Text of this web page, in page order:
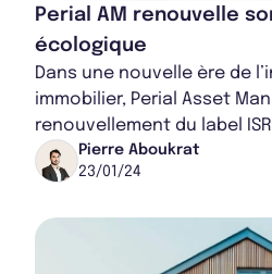
Perial AM renouvelle
écologique
Dans une nouvelle ère de
immobilier, Perial Asset
renouvellement du label
engagement durable.
marqu...
Pierre Aboukrat
23/01/24